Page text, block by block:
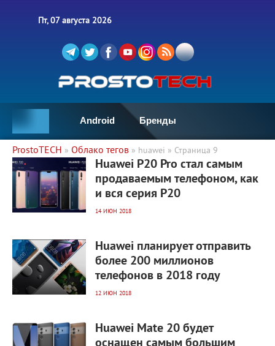
Пт, 07 августа 2026
Android Бренды
ProstoTECH » Облако тегов » huawei » Страница 9
4 051 0
Huawei P20 Pro стал самым
продаваемым телефоном, как
и вся серия P20
14 ИЮН 2018
Huawei планирует отправить
более 200 миллионов
телефонов в 2018 году
12 ИЮН 2018
Huawei Mate 20 будет